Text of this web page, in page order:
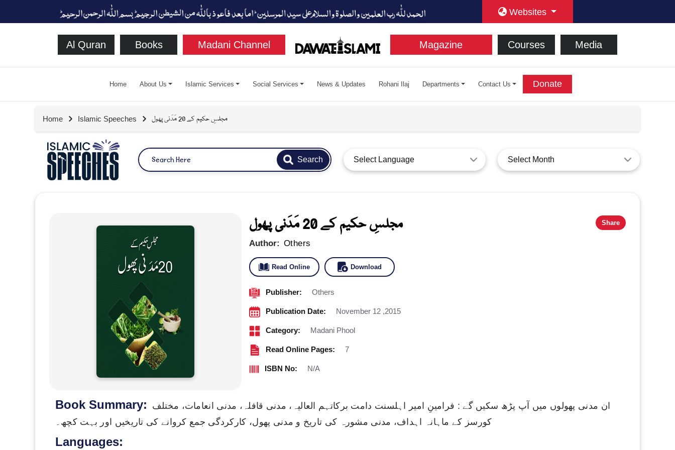
Websites
Al Quran Books Madani Channel Magazine Courses Media
Home About Us Islamic Services Social Services News & Updates Rohani Ilaj Departments Contact Us Donate
Home Islamic Speeches مجلسِ حکیم کے 20 مَدَنی پھول
Search Select Language Select Month
مجلسِ حکیم کے 20 مَدَنی پھول Share
Author: Others
Read Online Download
Publisher: Others
Publication Date: November 12 ,2015
Category: Madani Phool
Read Online Pages: 7
ISBN No: N/A
Book Summary:
ان مدنی پھولوں میں آپ پڑھ سکیں گے : فرامینِ امیر اہلسنت دامت برکاتہم العالیہ، مدنی قافلہ، مدنی انعامات، مختلف
کورسز کے ماہانہ اہداف، مدنی مشورہ کی تاریخ و مدنی پھول، کارکردگی جمع کروانے کی تاریخیں اور بہت کچھ۔
Languages: